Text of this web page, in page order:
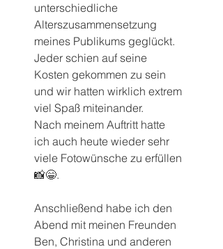
unterschiedliche
Alterszusammensetzung
meines Publikums geglückt.
Jeder schien auf seine
Kosten gekommen zu sein
und wir hatten wirklich extrem
viel Spaß miteinander.
Nach meinem Auftritt hatte
ich auch heute wieder sehr
viele Fotowünsche zu erfüllen
📸😁.
Anschließend habe ich den
Abend mit meinen Freunden
Ben, Christina und anderen